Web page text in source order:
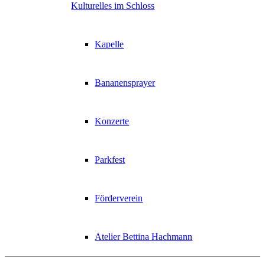
Kulturelles im Schloss
Kapelle
Bananensprayer
Konzerte
Parkfest
Förderverein
Atelier Bettina Hachmann